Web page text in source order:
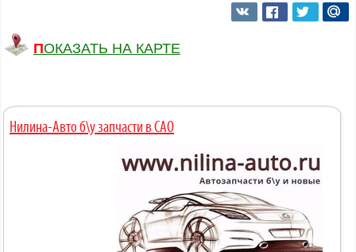
ПОКАЗАТЬ НА КАРТЕ
Нилина-Авто б\у запчасти в САО